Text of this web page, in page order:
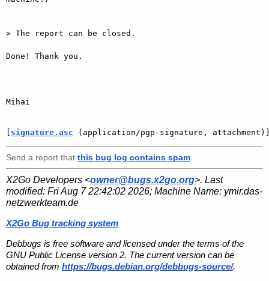
> The report can be closed.
Done! Thank you.
Mihai
[ signature.asc (application/pgp-signature,
Send a report that this bug log contains spam
X2Go Developers <owner@bugs.x2go.org>. Last
modified: Fri Aug 7 22:42:02 2026; Machine Name: ymir.das-
netzwerkteam.de
X2Go Bug tracking system
Debbugs is free software and licensed under the terms of the
GNU Public License version 2. The current version can be
obtained from https://bugs.debian.org/debbugs-source/.